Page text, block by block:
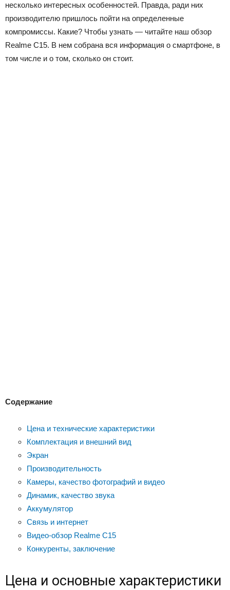
несколько интересных особенностей. Правда, ради них
производителю пришлось пойти на определенные
компромиссы. Какие? Чтобы узнать — читайте наш обзор
Realme C15. В нем собрана вся информация о смартфоне, в
том числе и о том, сколько он стоит.
Содержание
Цена и технические характеристики
Комплектация и внешний вид
Экран
Производительность
Камеры, качество фотографий и видео
Динамик, качество звука
Аккумулятор
Связь и интернет
Видео-обзор Realme C15
Конкуренты, заключение
Цена и основные характеристики